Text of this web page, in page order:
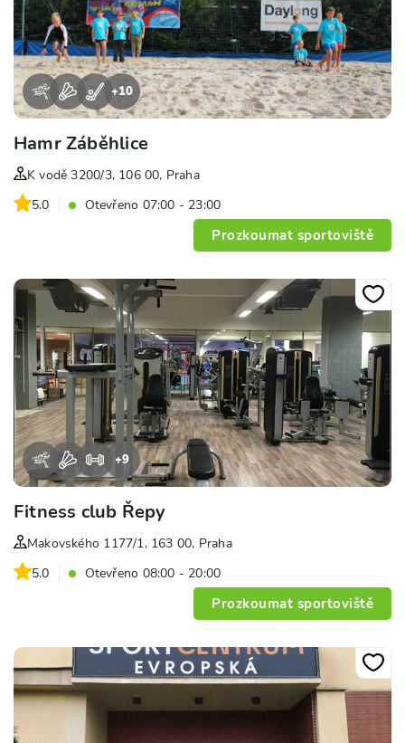
+10
Hamr Záběhlice
K vodě 3200/3, 106 00, Praha
5.0
Otevřeno 07:00 - 23:00
Prozkoumat sportoviště
+9
Fitness club Řepy
Makovského 1177/1, 163 00, Praha
5.0
Otevřeno 08:00 - 20:00
Prozkoumat sportoviště